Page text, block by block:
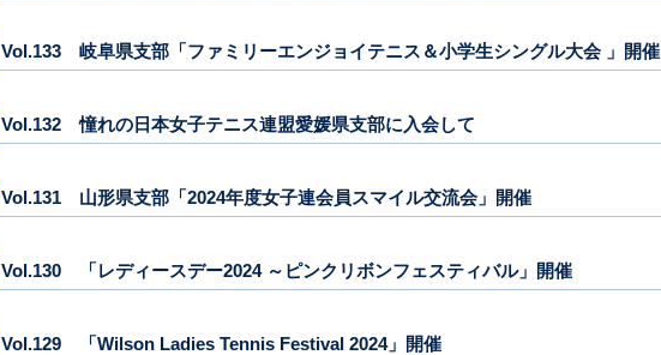
Vol.133 岐阜県支部「ファミリーエンジョイテニス＆小学生シングル大会 」開催
Vol.132 憧れの日本女子テニス連盟愛媛県支部に入会して
Vol.131 山形県支部「2024年度女子連会員スマイル交流会」開催
Vol.130 「レディースデー2024 ～ピンクリボンフェスティバル」開催
Vol.129 「Wilson Ladies Tennis Festival 2024」開催